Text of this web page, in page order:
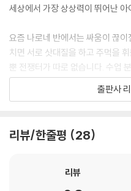
세상에서 가장 상상력이 뛰어난
요즘 나로네 반에서는 싸움이 끊
치면 서로 삿대질을 하고 주먹을
뿐 전쟁터가 따로 없습니다. 수업
아이들 속도 모르고 수업 태도가
지 학교 가기가 싫습니다. 하지만
는 척 놀아 줄 셈이었지요. 그런데
“너, 나랑 같이 좀 가자!” 강아지
출판사
리뷰/한줄평 28
리뷰